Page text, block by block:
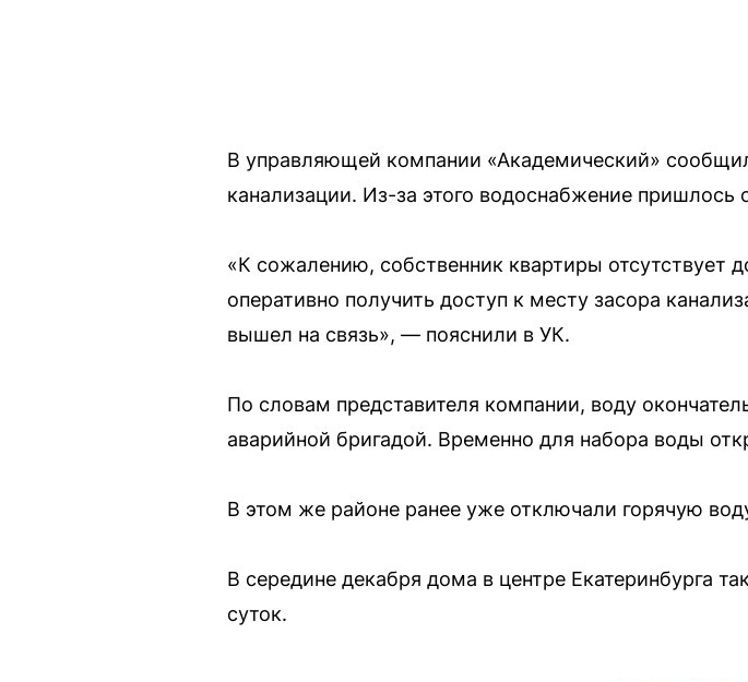
В управляющей компании «Академический»
канализации. Из-за этого водоснабжение
«К сожалению, собственник квартиры отсутствует
оперативно получить доступ к месту засора
вышел на связь», — пояснили в УК.
По словам представителя компании, воду
аварийной бригадой. Временно для набора воды
В этом же районе ранее уже отключали горячую
В середине декабря дома в центре Екатеринбурга
суток.